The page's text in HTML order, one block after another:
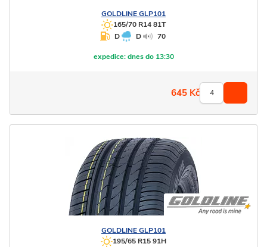
GOLDLINEGLP101
165/70 R14 81T
D
D 70
expedice:dnes do 13:30
645 Kč
GOLDLINEGLP101
195/65 R15 91H